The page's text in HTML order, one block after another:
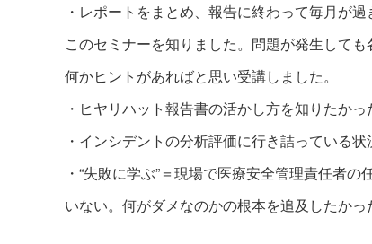
・レポートをまとめ、報告に終わって毎月が
このセミナーを知りました。問題が発生しても
何かヒントがあればと思い受講しました。
・ヒヤリハット報告書の活かし方を知りたか
・インシデントの分析評価に行き詰っている
・“失敗に学ぶ”＝現場で医療安全管理責任者
いない。何がダメなのかの根本を追及したかっ